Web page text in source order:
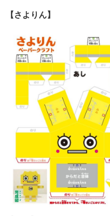
【さよりん】